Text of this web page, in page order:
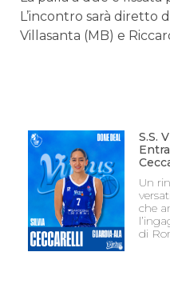
L’incontro sarà diretto
Villasanta (MB) e
S.S.
Un
che
di